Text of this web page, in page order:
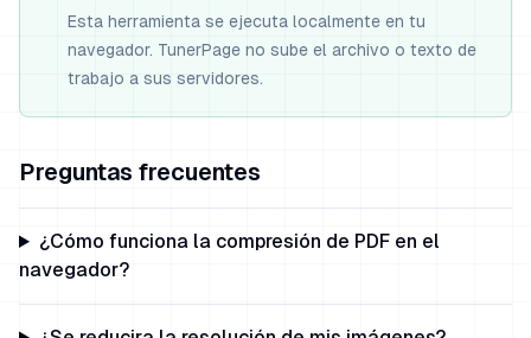
Esta herramienta se ejecuta localmente en tu
navegador. TunerPage no sube el archivo o texto de
trabajo a sus servidores.
Preguntas frecuentes
¿Cómo funciona la compresión de PDF en el
navegador?